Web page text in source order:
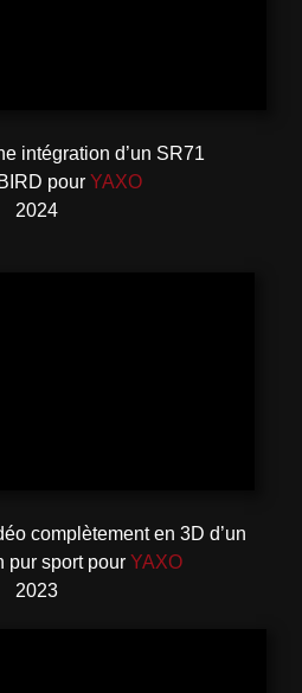
intégration d’un SR71
pour YAXO
2024
complètement en 3D d’un
pur sport pour YAXO
2023